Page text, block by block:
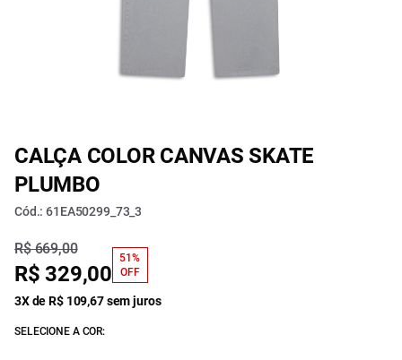
CALÇA COLOR CANVAS SKATE
PLUMBO
Cód.: 61EA50299_73_3
R$ 669,00
R$ 329,00
51%
OFF
3X de R$ 109,67 sem juros
SELECIONE A COR: